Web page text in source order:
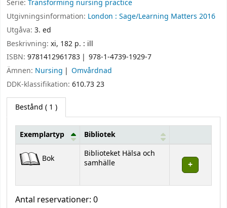
Serie: Transforming nursing practice
Utgivningsinformation: London : Sage/Learning Matters 2016
Utgåva: 3. ed
Beskrivning: xi, 182 p. : ill
ISBN: 9781412961783
978-1-4739-1929-7
Ämnen: Nursing
Omvårdnad
DDK-klassifikation: 610.73 23
Bestånd ( 1 )
Bestånd
Exemplartyp Bibliotek
Bok
Biblioteket Hälsa och
samhälle
Antal reservationer: 0